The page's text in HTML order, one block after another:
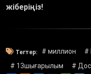
жіберіңіз!
Тегтер: # миллион
#
# 13шығарылым
#